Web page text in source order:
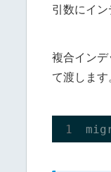
引数にイン
複合イン
て渡します